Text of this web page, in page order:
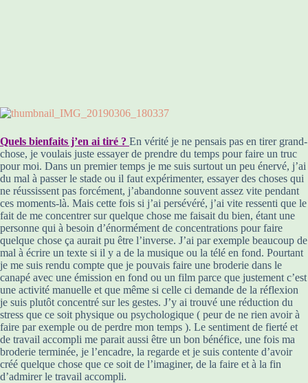
Quels bienfaits j’en ai tiré ? En vérité je ne pensais pas en tirer grand-
chose, je voulais juste essayer de prendre du temps pour faire un truc
pour moi. Dans un premier temps je me suis surtout un peu énervé, j’ai
du mal à passer le stade ou il faut expérimenter, essayer des choses qui
ne réussissent pas forcément, j’abandonne souvent assez vite pendant
ces moments-là. Mais cette fois si j’ai persévéré, j’ai vite ressenti que le
fait de me concentrer sur quelque chose me faisait du bien, étant une
personne qui à besoin d’énormément de concentrations pour faire
quelque chose ça aurait pu être l’inverse. J’ai par exemple beaucoup de
mal à écrire un texte si il y a de la musique ou la télé en fond. Pourtant
je me suis rendu compte que je pouvais faire une broderie dans le
canapé avec une émission en fond ou un film parce que justement c’est
une activité manuelle et que même si celle ci demande de la réflexion
je suis plutôt concentré sur les gestes. J’y ai trouvé une réduction du
stress que ce soit physique ou psychologique ( peur de ne rien avoir à
faire par exemple ou de perdre mon temps ). Le sentiment de fierté et
de travail accompli me parait aussi être un bon bénéfice, une fois ma
broderie terminée, je l’encadre, la regarde et je suis contente d’avoir
créé quelque chose que ce soit de l’imaginer, de la faire et à la fin
d’admirer le travail accompli.